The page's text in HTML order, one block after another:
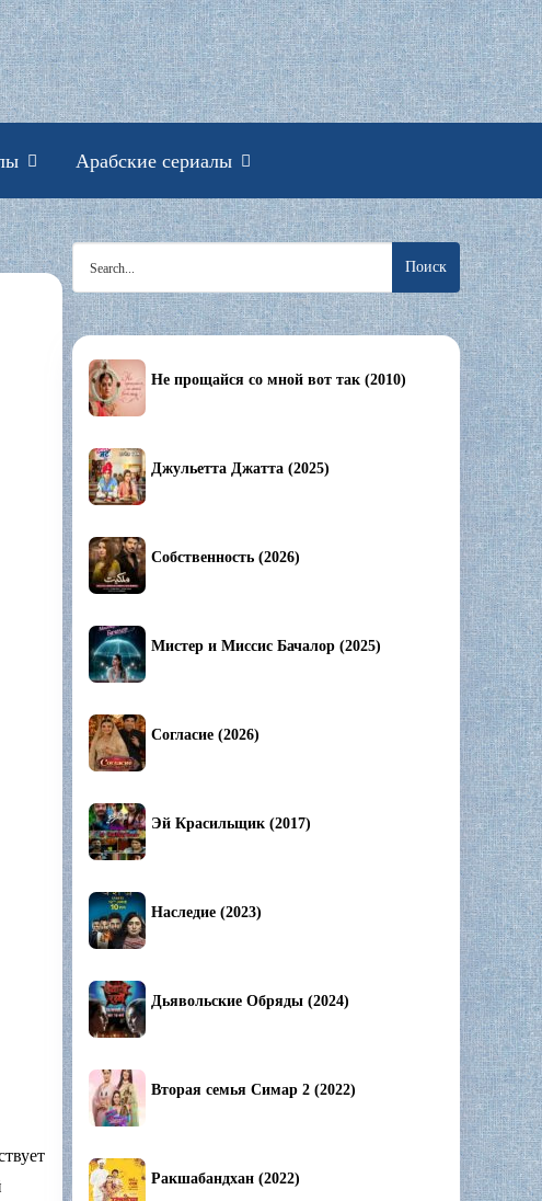
смотреть онлайн
Арабские сериалы
Search
for:
Не прощайся со мной вот так (2010)
Джульетта Джатта (2025)
Собственность (2026)
Мистер и Миссис Бачалор (2025)
Согласие (2026)
Эй Красильщик (2017)
Наследие (2023)
Дьявольские Обряды (2024)
Вторая семья Симар 2 (2022)
Ракшабандхан (2022)